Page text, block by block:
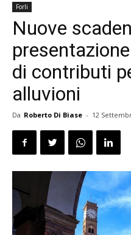
Forli
Nuove
di contributi
alluvioni
Da Roberto Di Biase - 12